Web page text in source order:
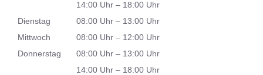
14:00 Uhr – 18:00 Uhr
Dienstag
08:00 Uhr – 13:00 Uhr
Mittwoch
08:00 Uhr – 12:00 Uhr
Donnerstag
08:00 Uhr – 13:00 Uhr
14:00 Uhr – 18:00 Uhr